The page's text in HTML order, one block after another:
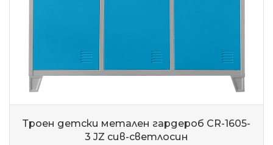
Троен детски метален гардероб CR-1605-
3 JZ сив-светлосин